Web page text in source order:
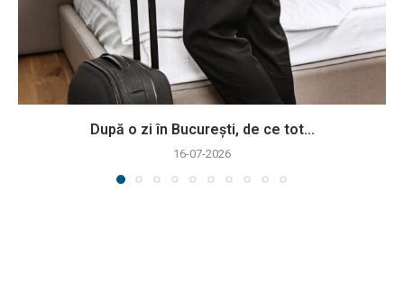
După o zi în București, de ce tot...
16-07-2026